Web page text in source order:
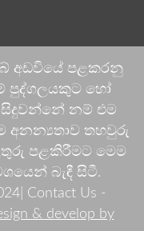
අඩවියේ පළකරනු
පුද්ගලයකුට හෝ
නම් එම
අනන්‍යතාව තහවුරු
පළකිරීමට මෙම
බැඳී සිටී.
Contact Us -
& develop by